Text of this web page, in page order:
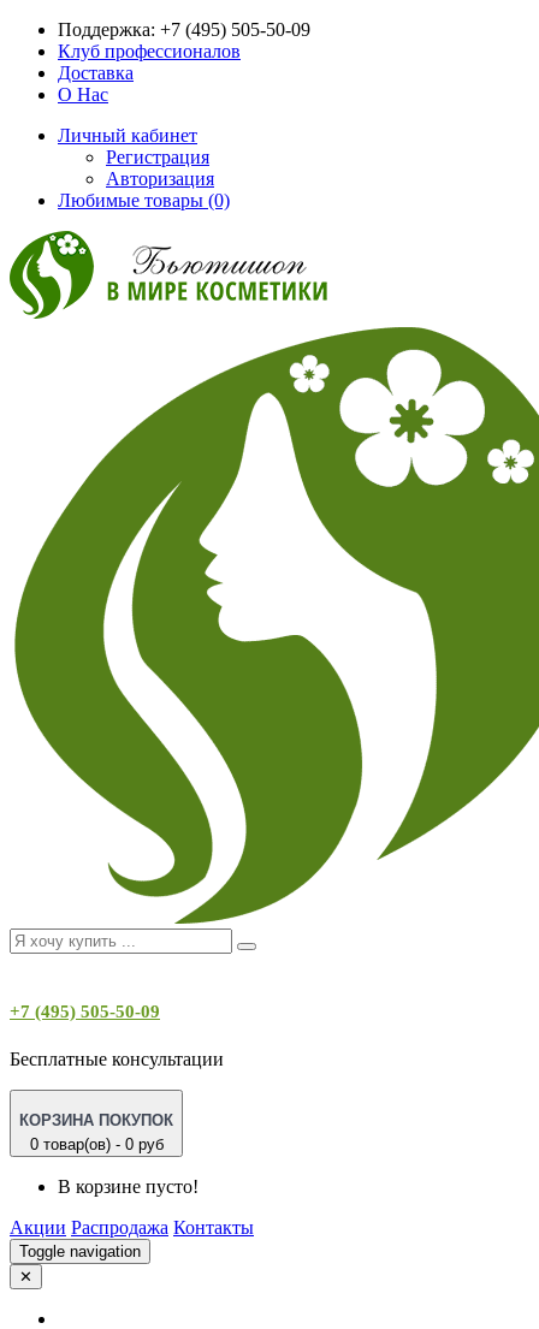
Поддержка: +7 (495) 505-50-09
Клуб профессионалов
Доставка
О Нас
Личный кабинет
Регистрация
Авторизация
Любимые товары (0)
+7 (495) 505-50-09
Бесплатные консультации
КОРЗИНА ПОКУПОК
0 товар(ов) - 0 руб
В корзине пусто!
Акции Распродажа Контакты
Toggle navigation
✕